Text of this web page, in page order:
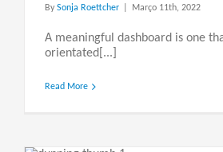
By Sonja Roettcher Março 11th, 2022
A meaningful dashboard is one
orientated[...]
Read More